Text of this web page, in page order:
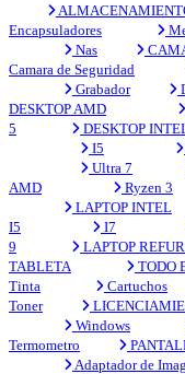
Encapsuladores
Nas
Camara de Seguridad
Grabador
DESKTOP AMD
5
DESKTOP
I5
Ultra 7
AMD
Ryzen 3
LAPTOP INTEL
I5
I7
9
LAPTOP
TABLETA
TODO
Tinta
Cartuchos
Toner
Windows
Termometro
Adaptador de